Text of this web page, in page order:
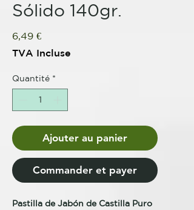
Sólido 140gr.
6,49 €Prix
TVA Incluse
Quantité *
Ajouter au panier
Commander et payer
Pastilla de Jabón de Castilla Puro